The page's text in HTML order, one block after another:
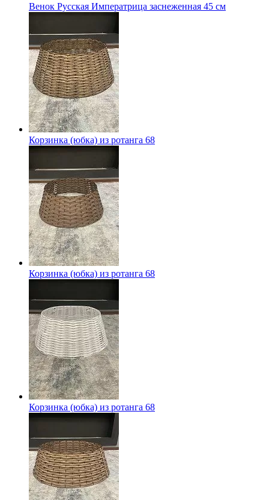
Венок Русская Императрица заснеженная 45 см
Корзинка (юбка) из ротанга 68
Корзинка (юбка) из ротанга 68
Корзинка (юбка) из ротанга 68